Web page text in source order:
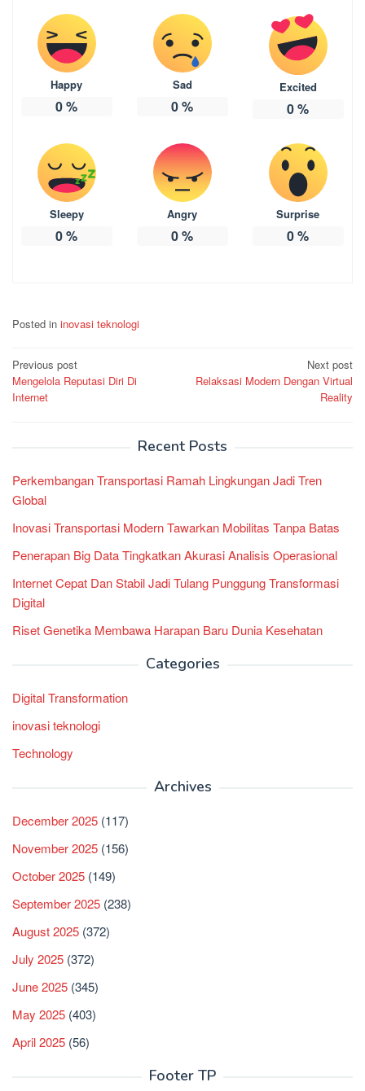
Happy
0%
Sad
0%
Excited
0%
Sleepy
0%
Angry
0%
Surprise
0%
Posted in inovasi teknologi
Post
navigation
Previous post
Mengelola Reputasi Diri Di
Internet
Next post
Relaksasi Modern Dengan Virtual
Reality
Recent Posts
Perkembangan Transportasi Ramah Lingkungan Jadi Tren
Global
Inovasi Transportasi Modern Tawarkan Mobilitas Tanpa Batas
Penerapan Big Data Tingkatkan Akurasi Analisis Operasional
Internet Cepat Dan Stabil Jadi Tulang Punggung Transformasi
Digital
Riset Genetika Membawa Harapan Baru Dunia Kesehatan
Categories
Digital Transformation
inovasi teknologi
Technology
Archives
December 2025 (117)
November 2025 (156)
October 2025 (149)
September 2025 (238)
August 2025 (372)
July 2025 (372)
June 2025 (345)
May 2025 (403)
April 2025 (56)
Footer TP